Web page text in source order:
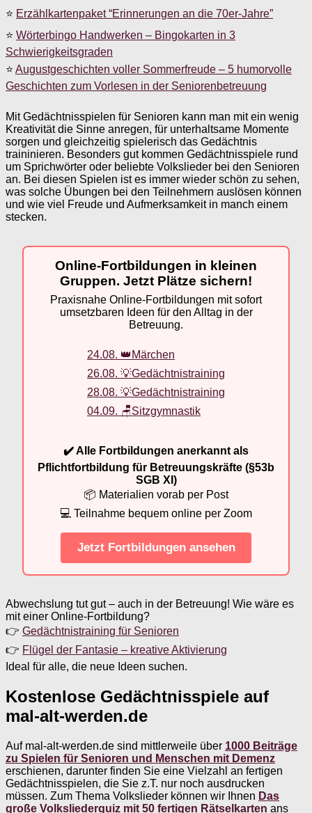
⭐ Erzählkartenpaket “Erinnerungen an die 70er-Jahre”
⭐ Wörterbingo Handwerken – Bingokarten in 3
Schwierigkeitsgraden
⭐ Augustgeschichten voller Sommerfreude – 5 humorvolle
Geschichten zum Vorlesen in der Seniorenbetreuung
Mit Gedächtnisspielen für Senioren kann man mit ein wenig
Kreativität die Sinne anregen, für unterhaltsame Momente
sorgen und gleichzeitig spielerisch das Gedächtnis
traininieren. Besonders gut kommen Gedächtnisspiele rund
um Sprichwörter oder beliebte Volkslieder bei den Senioren
an. Bei diesen Spielen ist es immer wieder schön zu sehen,
was solche Übungen bei den Teilnehmern auslösen können
und wie viel Freude und Aufmerksamkeit in manch einem
stecken.
Online-Fortbildungen in kleinen
Gruppen. Jetzt Plätze sichern!
Praxisnahe Online-Fortbildungen mit sofort
umsetzbaren Ideen für den Alltag in der
Betreuung.
24.08. 👑Märchen
26.08. 💡Gedächtnistraining
28.08. 💡Gedächtnistraining
04.09. 🪑Sitzgymnastik
✔️ Alle Fortbildungen anerkannt als
Pflichtfortbildung für Betreuungskräfte (§53b
SGB XI)
📦 Materialien vorab per Post
💻 Teilnahme bequem online per Zoom
Jetzt Fortbildungen ansehen
Abwechslung tut gut – auch in der Betreuung! Wie wäre es
mit einer Online-Fortbildung?
👉 Gedächtnistraining für Senioren
👉 Flügel der Fantasie – kreative Aktivierung
Ideal für alle, die neue Ideen suchen.
Kostenlose Gedächtnisspiele auf
mal-alt-werden.de
Auf mal-alt-werden.de sind mittlerweile über 1000 Beiträge
zu Spielen für Senioren und Menschen mit Demenz
erschienen, darunter finden Sie eine Vielzahl an fertigen
Gedächtnisspielen, die Sie z.T. nur noch ausdrucken
müssen. Zum Thema Volkslieder können wir Ihnen Das
große Volksliederquiz mit 50 fertigen Rätselkarten ans